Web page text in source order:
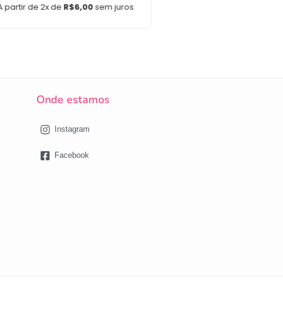
partir de 2x de R$6,00sem juros
Onde estamos
Instagram
Facebook